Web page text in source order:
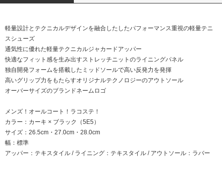
軽量設計とテクニカルデザインを融合したしたパフォーマンス重視の軽量テニ
スシューズ
通気性に優れた軽量テクニカルジャカードアッパー
快適なフィット感を生み出すストレッチニットのライニングパネル
独自開発フォームを搭載したミッドソールで高い反発力を発揮
高いグリップ力をもたらすオリジナルテクノロジーのアウトソール
オーバーサイズのブランドネームロゴ
メンズ！オールコート！ラコステ！
カラー：カーキ × ブラック（5E5）
サイズ：26.5cm・27.0cm・28.0cm
幅：標準
アッパー：テキスタイル / ライニング：テキスタイル / アウトソール：ラバー